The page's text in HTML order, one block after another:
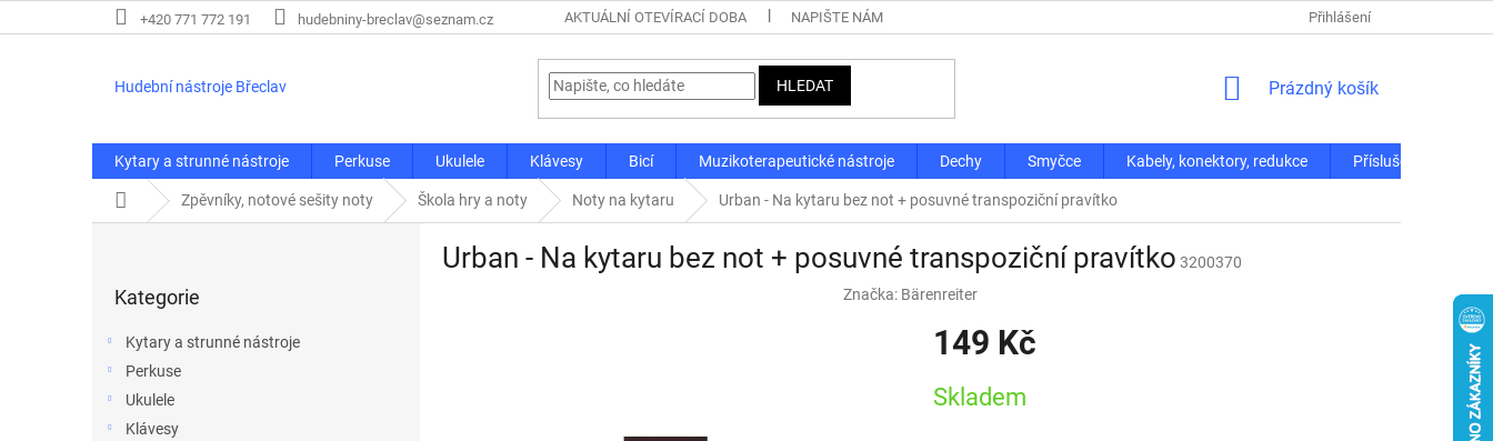
na
+420 771 772 191 hudebniny-breclav@seznam.cz AKTUÁLNÍ OTEVÍRACÍ DOBA NAPIŠTE NÁM Přihlášení
Hudební nástroje Břeclav HLEDAT
NÁKUPNÍ
Prázdný košík
Kytary a strunné nástroje Perkuse Ukulele Klávesy Bicí Muzikoterapeutické nástroje Dechy Smyčce Kabely, konektory, redukce Příslušenství
Domů Zpěvníky, notové sešity noty Škola hry a noty Noty na kytaru Urban - Na kytaru bez not + posuvné transpoziční pravítko
kategorie
Kategorie
Kytary a strunné nástroje
Perkuse
Ukulele
Klávesy
Urban - Na kytaru bez not + posuvné transpoziční pravítko 3200370
Značka: Bärenreiter
149 Kč
cena:
Skladem